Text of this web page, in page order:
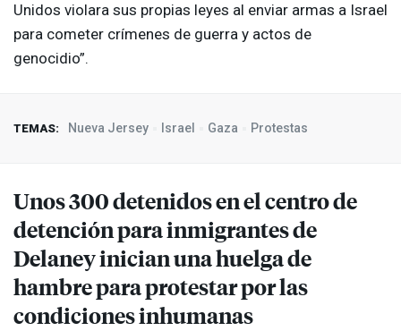
Unidos violara sus propias leyes al enviar armas a Israel
para cometer crímenes de guerra y actos de
genocidio”.
TEMAS: Nueva Jersey Israel Gaza Protestas
Unos 300 detenidos en el centro de
detención para inmigrantes de
Delaney inician una huelga de
hambre para protestar por las
condiciones inhumanas